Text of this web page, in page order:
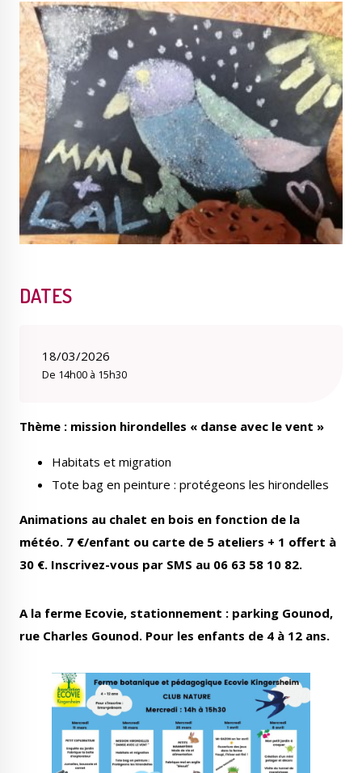
Publications
municipales
Enquêtes publiques
Conseil Municipal Transition écologique
Qualité de l'air Economie locale
Associations
Le Créa
Thème : mission hirondelles « danse avec le vent »
Habitats et migration
Tote bag en peinture : protégeons les hirondelles
Animations au chalet en bois en fonction de la
météo. 7 €/enfant ou carte de 5 ateliers + 1 offert à
30 €. Inscrivez-vous par SMS au 06 63 58 10 82.
A la ferme Ecovie, stationnement : parking Gounod,
rue Charles Gounod. Pour les enfants de 4 à 12 ans.
DATES
18/03/2026
De 14h00 à 15h30